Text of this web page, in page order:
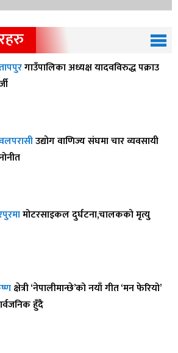
गाउँपालिका अध्यक्ष यादवविरुद्ध पक्राउ
उद्योग वाणिज्य संघमा चार व्यवसायी
मोटरसाइकल दुर्घटना,चालकको मृत्यु
क्षेत्री ‘नेपालीमान्छे’को नयाँ गीत ‘मन फेरियो’
हुँदै